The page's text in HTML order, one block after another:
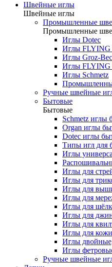
Швейные иглы
Швейные иглы
Промышленные
Промышленные
Иглы Dotec
Иглы FLYING
Иглы Groz-
Иглы FLYING
Иглы Schmetz
Ручные швейные
Бытовые
Бытовые
Schmetz иглы
Organ иглы
Dotec иглы
Типы игл для
Иглы
Иглы для
Иглы для
Иглы для
Иглы для
Иглы для
Иглы для
Иглы для
Иглы для кожи
Иглы
Иглы
Ручные швейные